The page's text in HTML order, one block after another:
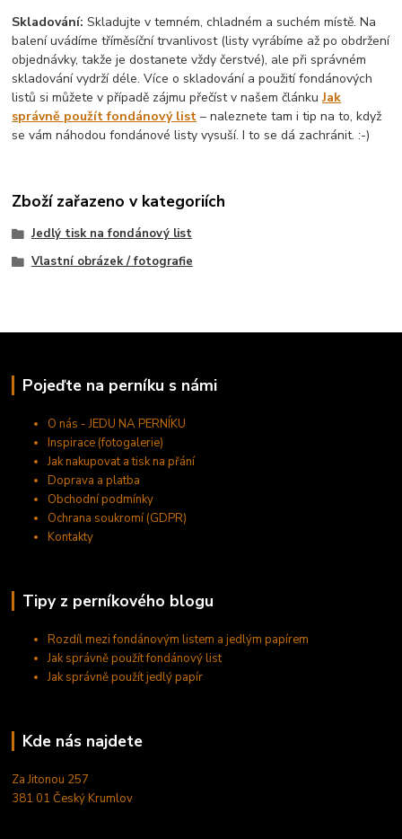
Skladování: Skladujte v temném, chladném a suchém místě. Na
balení uvádíme tříměsíční trvanlivost (listy vyrábíme až po obdržení
objednávky, takže je dostanete vždy čerstvé), ale při správném
skladování vydrží déle. Více o skladování a použití fondánových
listů si můžete v případě zájmu přečíst v našem článkuJak
správně použít fondánový list – naleznete tam i tip na to, když
se vám náhodou fondánové listy vysuší. I to se dá zachránit. :-)
Zboží zařazeno v kategoriích
Jedlý tisk na fondánový list
Vlastní obrázek / fotografie
Pojeďte na perníku s námi
O nás - JEDU NA PERNÍKU
Inspirace (fotogalerie)
Jak nakupovat a tisk na přání
Doprava a platba
Obchodní podmínky
Ochrana soukromí (GDPR)
Kontakty
Tipy z perníkového blogu
Rozdíl mezi fondánovým listem a jedlým papírem
Jak správně použít fondánový list
Jak správně použít jedlý papír
Kde nás najdete
Za Jitonou 257
381 01 Český Krumlov